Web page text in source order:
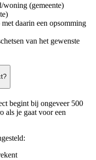
woning (gemeente)
daarin een opsomming
van het gewenste
begint bij ongeveer 500
als je gaat voor een